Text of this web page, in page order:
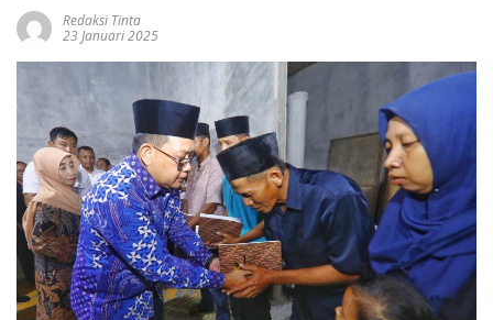
Redaksi Tinta
23 Januari 2025